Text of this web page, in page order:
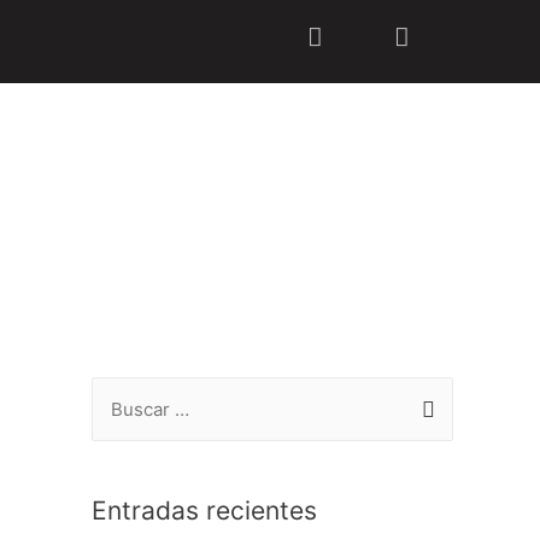
Entradas recientes